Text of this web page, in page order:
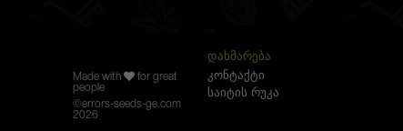
Made with
for great
people
©errors-seeds-ge.com
2026
ᲓᲐᲮᲛᲐᲠᲔᲑᲐ
კონტაქტი
საიტის რუკა